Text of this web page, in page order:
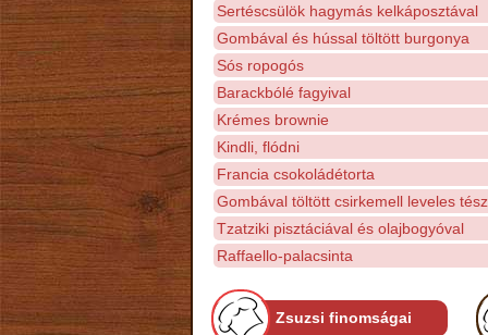
Sertéscsülök hagymás kelkáposztával
Gombával és hússal töltött burgonya
Sós ropogós
Barackbólé fagyival
Krémes brownie
Kindli, flódni
Francia csokoládétorta
Gombával töltött csirkemell leveles
Tzatziki pisztáciával és olajbogyóval
Raffaello-palacsinta
Zsuzsi finomságai